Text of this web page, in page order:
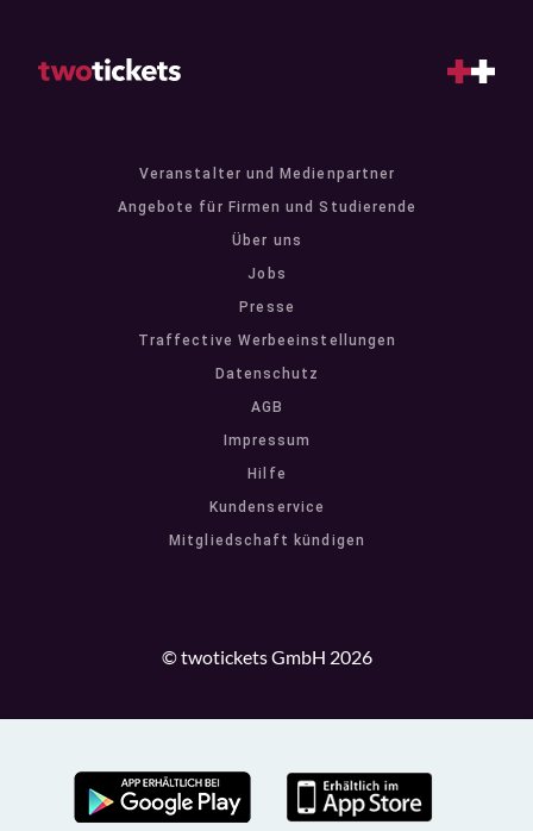
Veranstalter und Medienpartner
Angebote für Firmen und Studierende
Über uns
Jobs
Presse
Traffective Werbeeinstellungen
Datenschutz
AGB
Impressum
Hilfe
Kundenservice
Mitgliedschaft kündigen
© twotickets GmbH 2026